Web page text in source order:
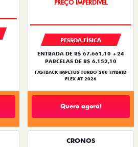
OPORTUNIDADE
PESSOA FÍSICA
ENTRADA DE R$ 67.661,10 +24
PARCELAS DE R$ 6.152,10
FASTBACK IMPETUS TURBO 200 HYBRID
FLEX AT 2026
Quero agora!
CRONOS